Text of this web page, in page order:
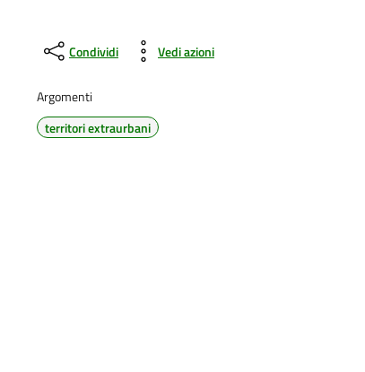
Condividi Vedi azioni
Argomenti
territori extraurbani